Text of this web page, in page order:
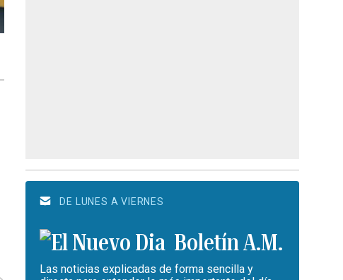
DE LUNES A VIERNES
Boletín A.M.
Las noticias explicadas de forma sencilla y